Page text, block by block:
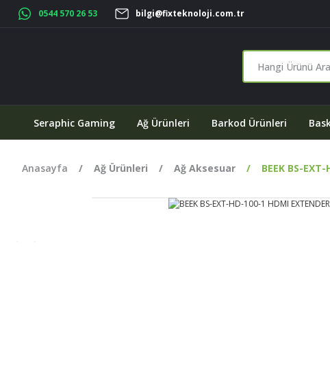
0544 570 26 53 bilgi@fixteknoloji.com.tr
Seraphic Gaming Ağ Ürünleri Barkod Ürünleri
Anasayfa Ağ Ürünleri Ağ Aksesuar BEEK BS-